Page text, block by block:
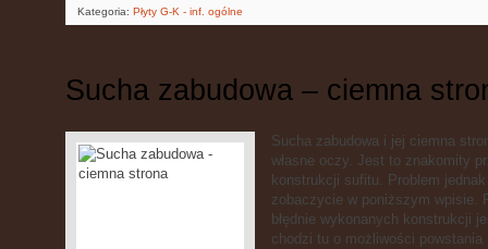
Kategoria: Płyty G-K - inf. ogólne
Sucha zabudowa – ciemna
Sucha zabudowa i jej ciemna
własne oczy. Jest to znakomity
konstrukcji sufitu. Problem
zobaczycie w poniższym wpisie.
błędnie wykonanych konstrukcji
chodzi tu o możliwości